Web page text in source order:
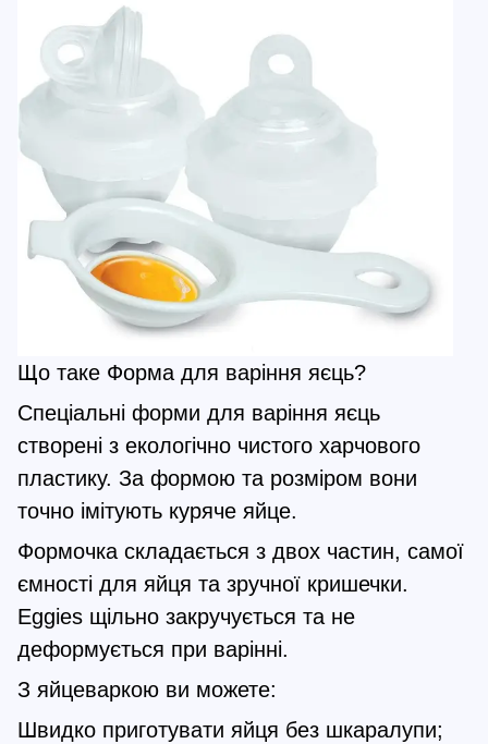
Що таке Форма для варіння яєць?
Спеціальні форми для варіння яєць
створені з екологічно чистого харчового
пластику. За формою та розміром вони
точно імітують куряче яйце.
Формочка складається з двох частин, самої
ємності для яйця та зручної кришечки.
Eggies щільно закручується та не
деформується при варінні.
З яйцеваркою ви можете:
Швидко приготувати яйця без шкаралупи;